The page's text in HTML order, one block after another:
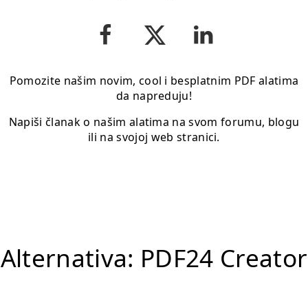
Pomozite našim novim, cool i besplatnim PDF alatima
da napreduju!
Napiši članak o našim alatima na svom forumu, blogu
ili na svojoj web stranici.
Alternativa: PDF24 Creator